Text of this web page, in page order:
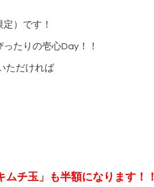
）です！
たりの壱心Day！！
ただければ
チ玉」も半額になります！！